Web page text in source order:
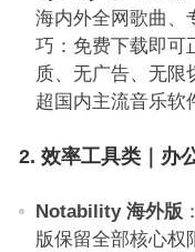
海内外全网歌曲、
巧：免费下载即可
质、无广告、无限
超国内主流音乐软
2. 效率工具类｜办
Notability 海外版
版保留全部核心权